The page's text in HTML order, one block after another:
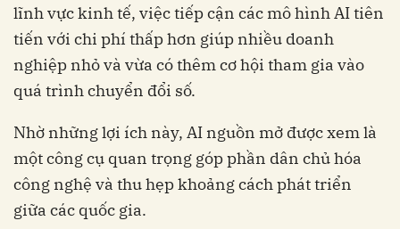
lĩnh vực kinh tế, việc tiếp cận các mô hình AI tiên
tiến với chi phí thấp hơn giúp nhiều doanh
nghiệp nhỏ và vừa có thêm cơ hội tham gia vào
quá trình chuyển đổi số.
Nhờ những lợi ích này, AI nguồn mở được xem là
một công cụ quan trọng góp phần dân chủ hóa
công nghệ và thu hẹp khoảng cách phát triển
giữa các quốc gia.